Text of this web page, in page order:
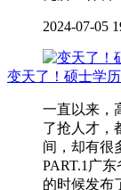
2024-07-05
变天了！硕士学
一直以来，
了抢人才，
间，却有很
PART.1广
的时候发布